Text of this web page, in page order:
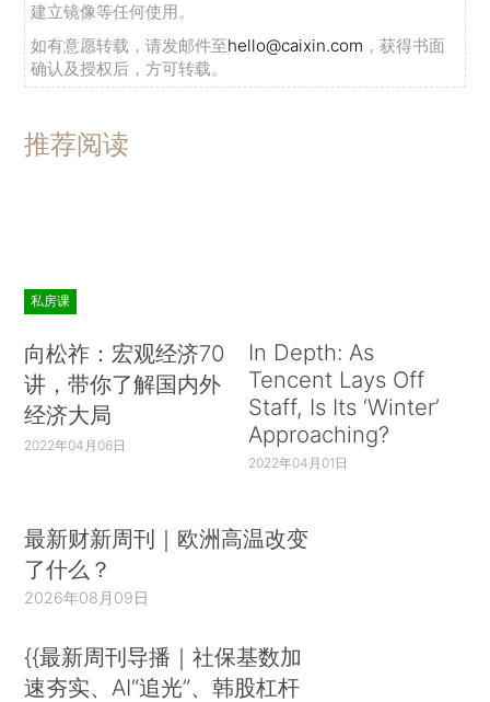
建立镜像等任何使用。
如有意愿转载，请发邮件至hello@caixin.com ，获得书面
确认及授权后，方可转载。
推荐阅读
私房课
向松祚：宏观经济70
讲，带你了解国内外
经济大局
2022年04月06日
In Depth: As
Tencent Lays Off
Staff, Is Its ‘Winter’
Approaching?
2022年04月01日
最新财新周刊｜欧洲高温改变
了什么？
2026年08月09日
{{最新周刊导播｜社保基数加
速夯实、AI“追光”、韩股杠杆